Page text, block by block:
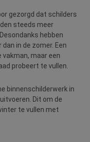
gezorgd dat schilders
steeds meer
hebben
in de zomer. Een
vakman, maar een
probeert te vullen.
binnenschilderwerk in
Dit om de
te vullen met